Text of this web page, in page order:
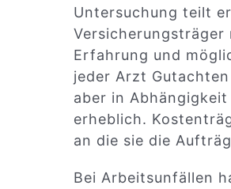
Untersuchung teilt
Erfahrung und
jeder Arzt
aber in
erheblich.
an die sie die
Bei Arbeitsunfällen